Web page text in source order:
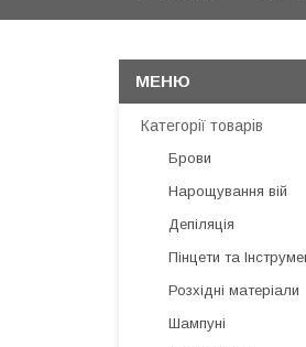
Категорії товарів
Брови
Нарощування вій
Депіляція
Пінцети та
Розхідні матеріали
Шампуні